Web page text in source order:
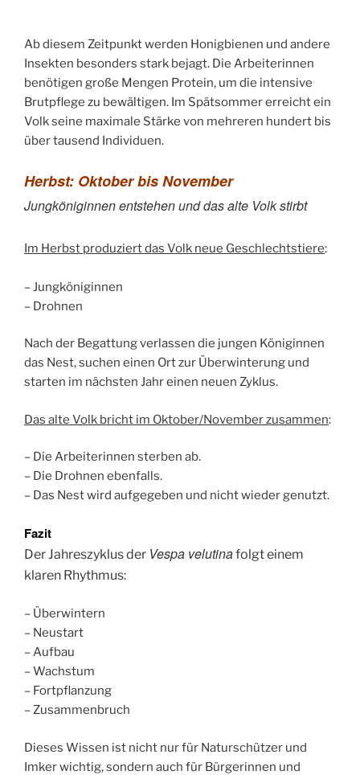
Ab diesem Zeitpunkt werden Honigbienen und andere
Insekten besonders stark bejagt. Die Arbeiterinnen
benötigen große Mengen Protein, um die intensive
Brutpflege zu bewältigen. Im Spätsommer erreicht ein
Volk seine maximale Stärke von mehreren hundert bis
über tausend Individuen.
Herbst: Oktober bis November
Jungköniginnen entstehen und das alte Volk stirbt
Im Herbst produziert das Volk neue Geschlechtstiere:
– Jungköniginnen
– Drohnen
Nach der Begattung verlassen die jungen Königinnen
das Nest, suchen einen Ort zur Überwinterung und
starten im nächsten Jahr einen neuen Zyklus.
Das alte Volk bricht im Oktober/November zusammen:
– Die Arbeiterinnen sterben ab.
– Die Drohnen ebenfalls.
– Das Nest wird aufgegeben und nicht wieder genutzt.
Fazit
Der Jahreszyklus der Vespa velutinafolgt einem
klaren Rhythmus:
– Überwintern
– Neustart
– Aufbau
– Wachstum
– Fortpflanzung
– Zusammenbruch
Dieses Wissen ist nicht nur für Naturschützer und
Imker wichtig, sondern auch für Bürgerinnen und